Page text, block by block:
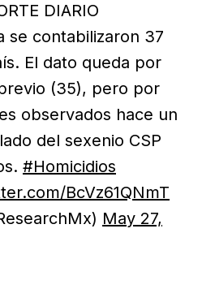
DIARIO
se contabilizaron 37
El dato queda por
(35), pero por
observados hace un
del sexenio CSP
#Homicidios
BcVz61QNmT
May 27,